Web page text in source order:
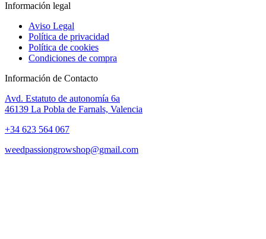
Información legal
Aviso Legal
Política de privacidad
Política de cookies
Condiciones de compra
Información de Contacto
Avd. Estatuto de autonomía 6a
46139 La Pobla de Farnals, Valencia
+34 623 564 067
weedpassiongrowshop@gmail.com